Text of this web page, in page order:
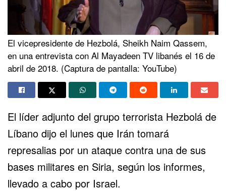
El vicepresidente de Hezbolá, Sheikh Naim Qassem,
en una entrevista con Al Mayadeen TV libanés el 16 de
abril de 2018. (Captura de pantalla: YouTube)
El líder adjunto del grupo terrorista Hezbolá de
Líbano dijo el lunes que Irán tomará
represalias por un ataque contra una de sus
bases militares en Siria, según los informes,
llevado a cabo por Israel.